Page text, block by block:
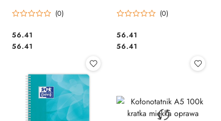
(0)
Cena:
56.41
Cena:
56.41
(0)
Cena:
56.41
Cena:
56.41